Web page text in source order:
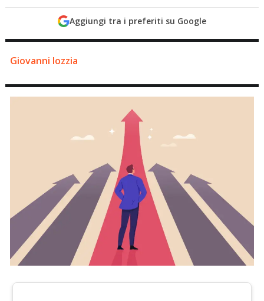
Aggiungi tra i preferiti su Google
Giovanni Iozzia